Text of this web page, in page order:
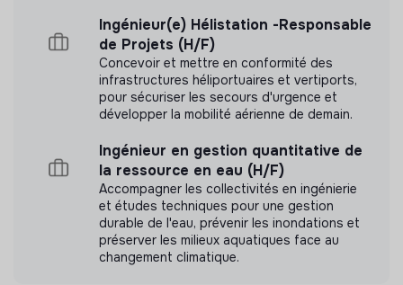
Ingénieur(e) Hélistation -Responsable
de Projets (H/F)
Concevoir et mettre en conformité des
infrastructures héliportuaires et vertiports,
pour sécuriser les secours d'urgence et
développer la mobilité aérienne de demain.
Ingénieur en gestion quantitative de
la ressource en eau (H/F)
Accompagner les collectivités en ingénierie
et études techniques pour une gestion
durable de l'eau, prévenir les inondations et
préserver les milieux aquatiques face au
changement climatique.